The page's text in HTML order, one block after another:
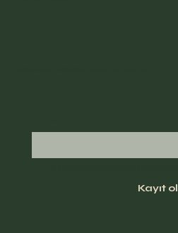
Kayıt ol